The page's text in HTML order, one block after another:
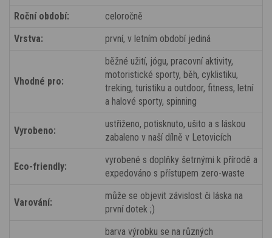
Roční období:
celoročně
Vrstva:
první, v letním období jediná
Vhodné pro:
běžné užití, jógu, pracovní aktivity,
motoristické sporty, běh, cyklistiku,
treking, turistiku a outdoor, fitness, letní
a halové sporty, spinning
Vyrobeno:
ustřiženo, potisknuto, ušito a s láskou
zabaleno v naší dílně v Letovicích
Eco-friendly:
vyrobené s doplňky šetrnými k přírodě a
expedováno s přístupem zero-waste
Varování:
může se objevit závislost či láska na
první dotek ;)
barva výrobku se na různých